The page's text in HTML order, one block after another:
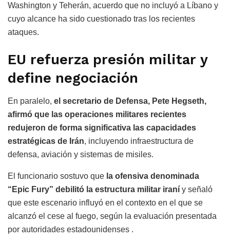
Washington y Teherán, acuerdo que no incluyó a Líbano y
cuyo alcance ha sido cuestionado tras los recientes
ataques.
EU refuerza presión militar y
define negociación
En paralelo, el secretario de Defensa, Pete Hegseth,
afirmó que las operaciones militares recientes
redujeron de forma significativa las capacidades
estratégicas de Irán, incluyendo infraestructura de
defensa, aviación y sistemas de misiles.
El funcionario sostuvo que la ofensiva denominada
“Epic Fury” debilitó la estructura militar iraní y señaló
que este escenario influyó en el contexto en el que se
alcanzó el cese al fuego, según la evaluación presentada
por autoridades estadounidenses .